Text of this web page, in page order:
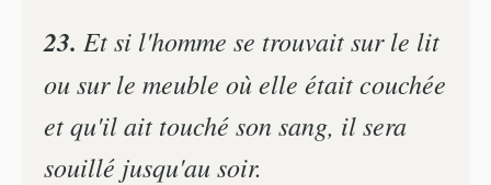
23. Et si l'homme se trouvait sur le lit
ou sur le meuble où elle était couchée
et qu'il ait touché son sang, il sera
souillé jusqu'au soir.